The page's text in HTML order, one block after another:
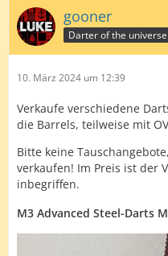
gooner
Darter of the universe
10. März 2024 um 12:39
Verkaufe verschiedene
die Barrels, teilweise mit
Bitte keine
verkaufen! Im Preis ist der
inbegriffen.
M3 Advanced Steel-Darts